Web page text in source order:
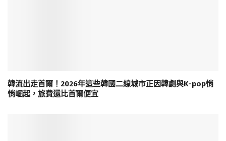
韓流出走首爾！2026年這些韓國二線城市正因韓劇與K-pop悄
悄崛起，旅費還比首爾便宜